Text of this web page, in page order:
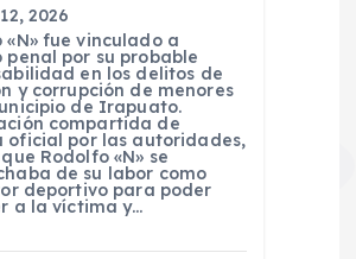
2026
«N» fue vinculado a
penal por su probable
en los delitos de
y corrupción de menores
de Irapuato.
compartida de
oficial por las autoridades,
Rodolfo «N» se
de su labor como
deportivo para poder
a la víctima y…